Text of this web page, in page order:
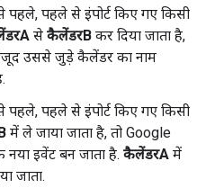
पहले, पहले से इंपोर्ट किए गए किसी
से कैलेंडरB कर दिया जाता है,
उससे जुड़े कैलेंडर का नाम
पहले, पहले से इंपोर्ट किए गए किसी
में ले जाया जाता है, तो Google
इवेंट बन जाता है. कैलेंडरA में
जाता.